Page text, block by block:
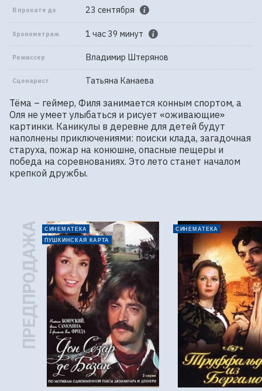
В прокате до 23 сентября
Хронометраж 1 час 39 минут
Режиссер Владимир Штерянов
Сценарист Татьяна Канаева
Тёма – геймер, Филя занимается конным спортом, а
Оля не умеет улыбаться и рисует «оживающие»
картинки. Каникулы в деревне для детей будут
наполнены приключениями: поиски клада, загадочная
старуха, пожар на конюшне, опасные пещеры и
победа на соревнованиях. Это лето станет началом
крепкой дружбы.
ПРЕДПРОДАЖА
СИНЕМАТЕКА
ПУШКИНСКАЯ КАРТА
СИНЕМАТЕКА